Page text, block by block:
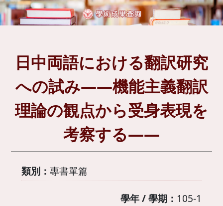
日中両語における翻訳研究
への試み――機能主義翻訳
理論の観点から受身表現を
考察する――
類別： 專書單篇
學年 / 學期： 105-1